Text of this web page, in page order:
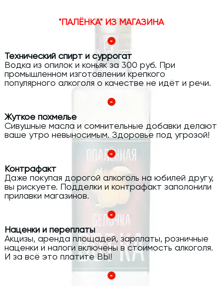
"ПАЛЁНКА" ИЗ МАГАЗИНА
Технический спирт и суррогат
Водка из опилок и коньяк за 300 руб. При
промышленном изготовлении крепкого
популярного алкоголя о качестве не идёт и речи.
Жуткое похмелье
Сивушные масла и сомнительные добавки делают
ваше утро невыносимым. Здоровье под угрозой!
Контрафакт
Даже покупая дорогой алкоголь на юбилей другу,
вы рискуете. Подделки и контрафакт заполонили
прилавки магазинов.
Наценки и переплаты
Акцизы, аренда площадей, зарплаты, розничные
наценки и налоги включены в стоимость алкоголя.
И за всё это платите ВЫ!